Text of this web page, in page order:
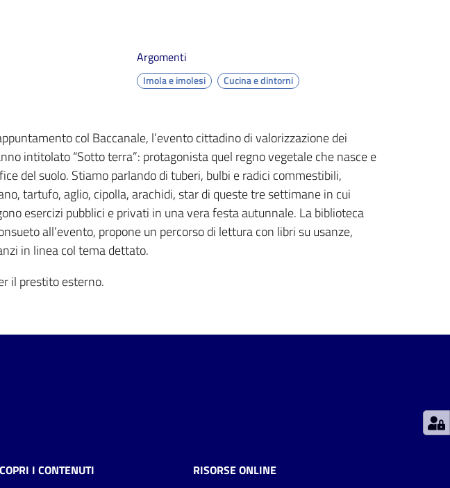
Argomenti
Imola e imolesi Cucina e dintorni
col Baccanale, l’evento cittadino di valorizzazione dei
intitolato “Sotto terra”: protagonista quel regno vegetale che nasce e
del suolo. Stiamo parlando di tuberi, bulbi e radici commestibili,
tartufo, aglio, cipolla, arachidi, star di queste tre settimane in cui
esercizi pubblici e privati in una vera festa autunnale. La biblioteca
all’evento, propone un percorso di lettura con libri su usanze,
in linea col tema dettato.
il prestito esterno.
I CONTENUTI RISORSE ONLINE